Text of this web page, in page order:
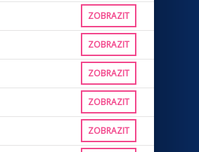
ZOBRAZIT
ZOBRAZIT
ZOBRAZIT
ZOBRAZIT
ZOBRAZIT